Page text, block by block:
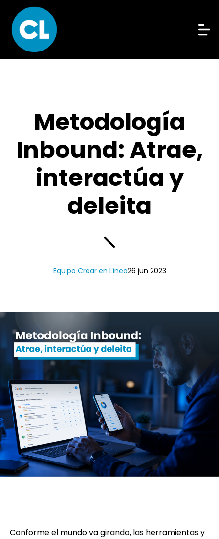
Metodología
Inbound: Atrae,
interactúa y
deleita
26 jun 2023
Equipo Crear en Línea
Conforme el mundo va girando, las herramientas y